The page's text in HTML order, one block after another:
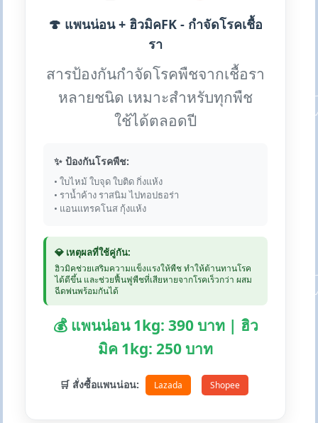
🍄 แพนน่อน + ฮิวมิคFK - กำจัดโรคเชื้อ
รา
สารป้องกันกำจัดโรคพืชจากเชื้อรา
หลายชนิด เหมาะสำหรับทุกพืช
ใช้ได้ตลอดปี
✨ ป้องกันโรคพืช:
• ใบไหม้ ใบจุด ใบติด กิ่งแห้ง
• ราน้ำค้าง ราสนิม ไปทอปธอร่า
• แอนแทรคโนส กุ้งแห้ง
💎 เหตุผลที่ใช้คู่กัน:
ฮิวมิคช่วยเสริมความแข็งแรงให้พืช ทำให้ต้านทานโรค
ได้ดีขึ้น และช่วยฟื้นฟูพืชที่เสียหายจากโรคเร็วกว่า ผสม
ฉีดพ่นพร้อมกันได้
💰 แพนน่อน 1kg: 390 บาท | ฮิว
มิค 1kg: 250 บาท
🛒 สั่งซื้อแพนน่อน: Lazada Shopee